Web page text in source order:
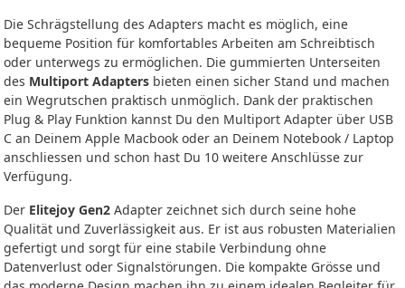
Die Schrägstellung des Adapters macht es möglich, eine
bequeme Position für komfortables Arbeiten am Schreibtisch
oder unterwegs zu ermöglichen. Die gummierten Unterseiten
des Multiport Adapters bieten einen sicher Stand und machen
ein Wegrutschen praktisch unmöglich. Dank der praktischen
Plug & Play Funktion kannst Du den Multiport Adapter über USB
C an Deinem Apple Macbook oder an Deinem Notebook / Laptop
anschliessen und schon hast Du 10 weitere Anschlüsse zur
Verfügung.
Der Elitejoy Gen2 Adapter zeichnet sich durch seine hohe
Qualität und Zuverlässigkeit aus. Er ist aus robusten Materialien
gefertigt und sorgt für eine stabile Verbindung ohne
Datenverlust oder Signalstörungen. Die kompakte Grösse und